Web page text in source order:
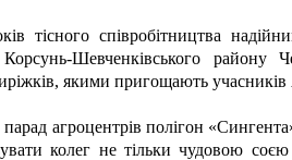
тісного співробітництва
Шевченківського району
якими пригощають
агроцентрів полігон
колег не тільки чудовою